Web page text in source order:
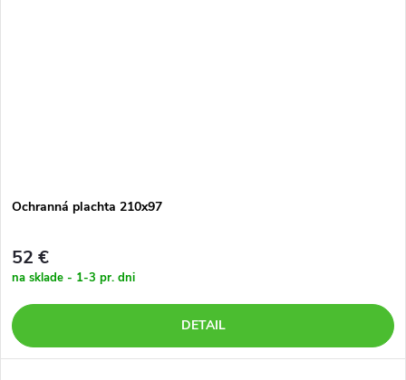
Ochranná plachta 210x97
52 €
na sklade - 1-3 pr. dni
DETAIL